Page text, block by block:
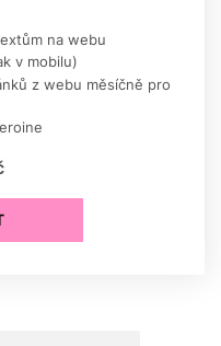
na webu
v mobilu)
z webu měsíčně pro